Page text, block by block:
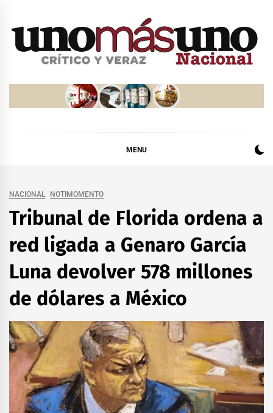
MENU
NACIONAL NOTIMOMENTO
Tribunal de Florida ordena a
red ligada a Genaro García
Luna devolver 578 millones
de dólares a México